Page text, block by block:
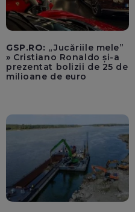
GSP.RO: „Jucăriile mele”
» Cristiano Ronaldo și-a
prezentat bolizii de 25 de
milioane de euro